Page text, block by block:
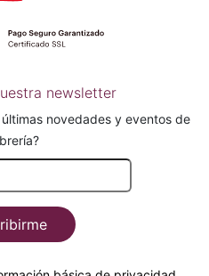
newsletter
novedades y eventos de